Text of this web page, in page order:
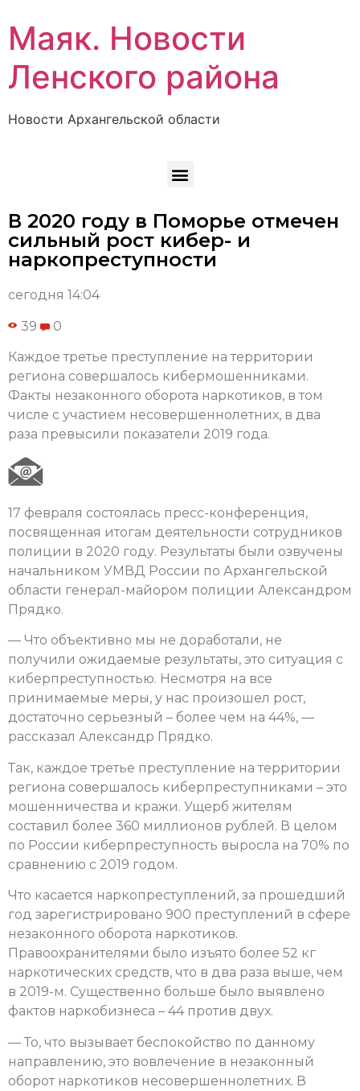
Маяк. Новости
Ленского района
Новости Архангельской области
В 2020 году в Поморье отмечен
сильный рост кибер- и
наркопреступности
сегодня 14:04
39 0
Каждое третье преступление на территории
региона совершалось кибермошенниками.
Факты незаконного оборота наркотиков, в том
числе с участием несовершеннолетних, в два
раза превысили показатели 2019 года.
17 февраля состоялась пресс-конференция,
посвященная итогам деятельности сотрудников
полиции в 2020 году. Результаты были озвучены
начальником УМВД России по Архангельской
области генерал-майором полиции Александром
Прядко.
— Что объективно мы не доработали, не
получили ожидаемые результаты, это ситуация с
киберпреступностью. Несмотря на все
принимаемые меры, у нас произошел рост,
достаточно серьезный – более чем на 44%, —
рассказал Александр Прядко.
Так, каждое третье преступление на территории
региона совершалось киберпреступниками – это
мошенничества и кражи. Ущерб жителям
составил более 360 миллионов рублей. В целом
по России киберпреступность выросла на 70% по
сравнению с 2019 годом.
Что касается наркопреступлений, за прошедший
год зарегистрировано 900 преступлений в сфере
незаконного оборота наркотиков.
Правоохранителями было изъято более 52 кг
наркотических средств, что в два раза выше, чем
в 2019-м. Существенно больше было выявлено
фактов наркобизнеса – 44 против двух.
— То, что вызывает беспокойство по данному
направлению, это вовлечение в незаконный
оборот наркотиков несовершеннолетних. В